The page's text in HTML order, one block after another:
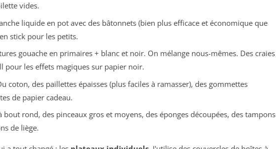
vides.
liquide en pot avec des bâtonnets (bien plus efficace et économique que
stick pour les petits.
gouache en primaires + blanc et noir. On mélange nous-mêmes. Des craies
pour les effets magiques sur papier noir.
coton, des paillettes épaisses (plus faciles à ramasser), des gommettes
de papier cadeau.
bout rond, des pinceaux gros et moyens, des éponges découpées, des tampons
de liège.